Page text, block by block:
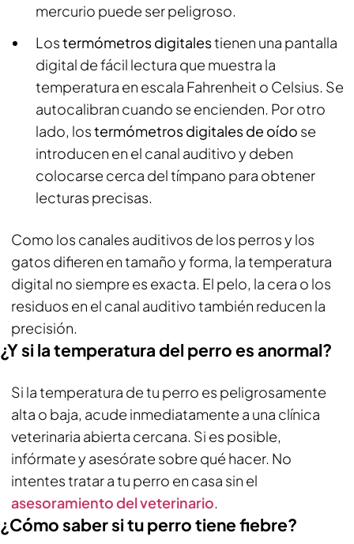
mercurio puede ser peligroso.
Lostermómetros digitalestienen una pantalla
digital de fácil lectura que muestra la
temperatura en escala Fahrenheit o Celsius. Se
autocalibran cuando se encienden. Por otro
lado, lostermómetros digitales de oído se
introducen en el canal auditivo y deben
colocarse cerca del tímpano para obtener
lecturas precisas.
Como los canales auditivos de los perros y los
gatos difieren en tamaño y forma, la temperatura
digital no siempre es exacta. El pelo, la cera o los
residuos en el canal auditivo también reducen la
precisión.
¿Y si la temperatura del perro es anormal?
Si la temperatura de tu perro es peligrosamente
alta o baja, acude inmediatamente a una clínica
veterinaria abierta cercana. Si es posible,
infórmate y asesórate sobre qué hacer. No
intentes tratar a tu perro en casa sin el
asesoramiento del veterinario.
¿Cómo saber si tu perro tiene fiebre?